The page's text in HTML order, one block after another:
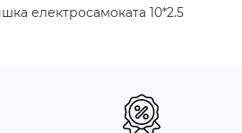
електросамоката 10*2.5